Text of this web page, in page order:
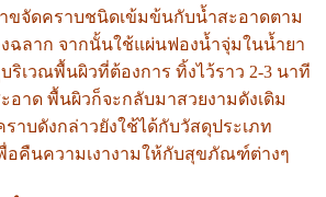
จัดคราบชนิดเข้มข้นกับน้ำสะอาดตาม
ฉลาก จากนั้นใช้แผ่นฟองน้ำจุ่มในน้ำยา
ริเวณพื้นผิวที่ต้องการ ทิ้งไว้ราว 2-3 นาที
อาด พื้นผิวก็จะกลับมาสวยงามดังเดิม
าบดังกล่าวยังใช้ได้กับวัสดุประเภท
พื่อคืนความเงางามให้กับสุขภัณฑ์ต่างๆ